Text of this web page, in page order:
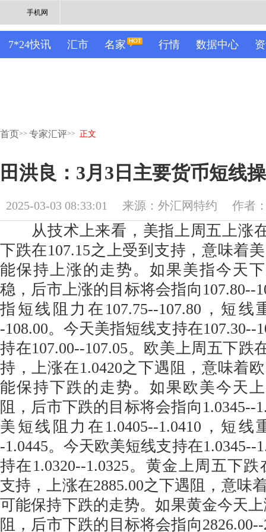
手机网
7*24快讯 汇市 名家 行情 数据中心
首页>> 专家汇评>> 正文
田洪良：3月3日主要货币短
2025-03-03 08:33:01 来源：外汇网特约 作者
从技术上来看，美指上周五上涨在
下跌在107.15之上受到支持，意味着
能保持上涨的走势。如果美指今天
稳，后市上涨的目标将会指向107.80--
指短线阻力在107.75--107.80，短线
-108.00。今天美指短线支持在107.30--
持在107.00--107.05。欧美上周五下跌
持，上涨在1.0420之下遇阻，意味着
能保持下跌的走势。如果欧美今天
阻，后市下跌的目标将会指向1.0345--
美短线阻力在1.0405--1.0410，短线
-1.0445。今天欧美短线支持在1.0345--
持在1.0320--1.0325。黄金上周五下跌
支持，上涨在2885.00之下遇阻，意味
可能保持下跌的走势。如果黄金今天
阻，后市下跌的目标将会指向